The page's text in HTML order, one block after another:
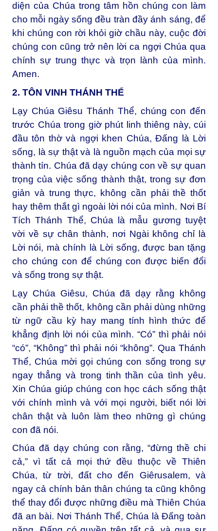
diện của Chúa trong tâm hồn chúng con làm
cho mỗi ngày sống đều tràn đầy ánh sáng, để
khi chúng con rời khỏi giờ chầu này, cuộc đời
chúng con cũng trở nên lời ca ngợi Chúa qua
chính sự trung thực và trọn lành của mình.
Amen.
2. TÔN VINH THÁNH THỂ
Lạy Chúa Giêsu Thánh Thể, chúng con đến
trước Chúa trong giờ phút linh thiêng này, cúi
đầu tôn thờ và ngợi khen Chúa, Đấng là Lời
sống, là sự thật và là nguồn mạch của mọi sự
thành tín. Chúa đã dạy chúng con về sự quan
trọng của việc sống thành thật, trong sự đơn
giản và trung thực, không cần phải thề thốt
hay thêm thắt gì ngoài lời nói của mình. Nơi Bí
Tích Thánh Thể, Chúa là mẫu gương tuyệt
vời về sự chân thành, nơi Ngài không chỉ là
Lời nói, mà chính là Lời sống, được ban tặng
cho chúng con để chúng con được biến đổi
và sống trong sự thật.
Lạy Chúa Giêsu, Chúa đã dạy rằng không
cần phải thề thốt, không cần phải dùng những
từ ngữ cầu kỳ hay mang tính hình thức để
khẳng định lời nói của mình. “Có” thì phải nói
“có”, “Không” thì phải nói “không”. Qua Thánh
Thể, Chúa mời gọi chúng con sống trong sự
ngay thẳng và trong tinh thần của tình yêu.
Xin Chúa giúp chúng con học cách sống thật
với chính mình và với mọi người, biết nói lời
chân thật và luôn làm theo những gì chúng
con đã nói.
Chúa đã dạy chúng con rằng, “đừng thề chi
cả,” vì tất cả mọi thứ đều thuộc về Thiên
Chúa, từ trời, đất cho đến Giêrusalem, và
ngay cả chính bản thân chúng ta cũng không
thể thay đổi được những điều mà Thiên Chúa
đã an bài. Nơi Thánh Thể, Chúa là Đấng toàn